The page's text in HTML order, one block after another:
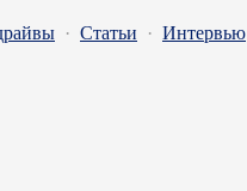
· Статьи · Интервью